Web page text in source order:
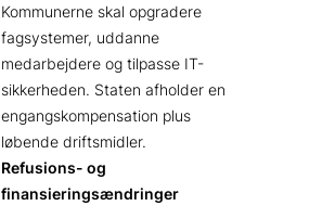
Kommunerne skal opgradere
fagsystemer, uddanne
medarbejdere og tilpasse IT-
sikkerheden. Staten afholder en
engangskompensation plus
løbende driftsmidler.
Refusions- og
finansieringsændringer